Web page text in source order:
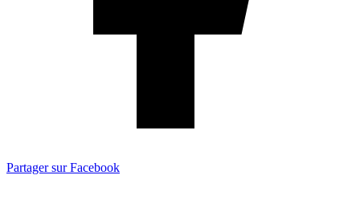
Partager sur Facebook